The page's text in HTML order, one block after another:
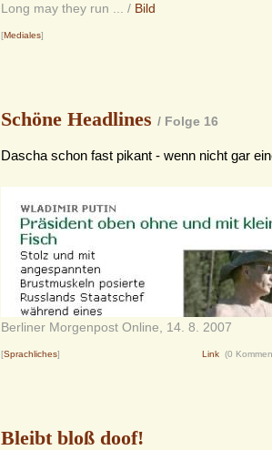
Long may they run ... / Bild
[Mediales]
Schöne Headlines / Folge 16
Dascha schon fast pikant - wenn nicht gar
Berliner Morgenpost Online, 14. 8. 2007
[Sprachliches] Link (0
Bleibt bloß doof!